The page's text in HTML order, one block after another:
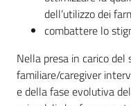
dell’utilizzo dei
combattere lo
Nella presa in carico
familiare/caregiver
e della fase evolutiva